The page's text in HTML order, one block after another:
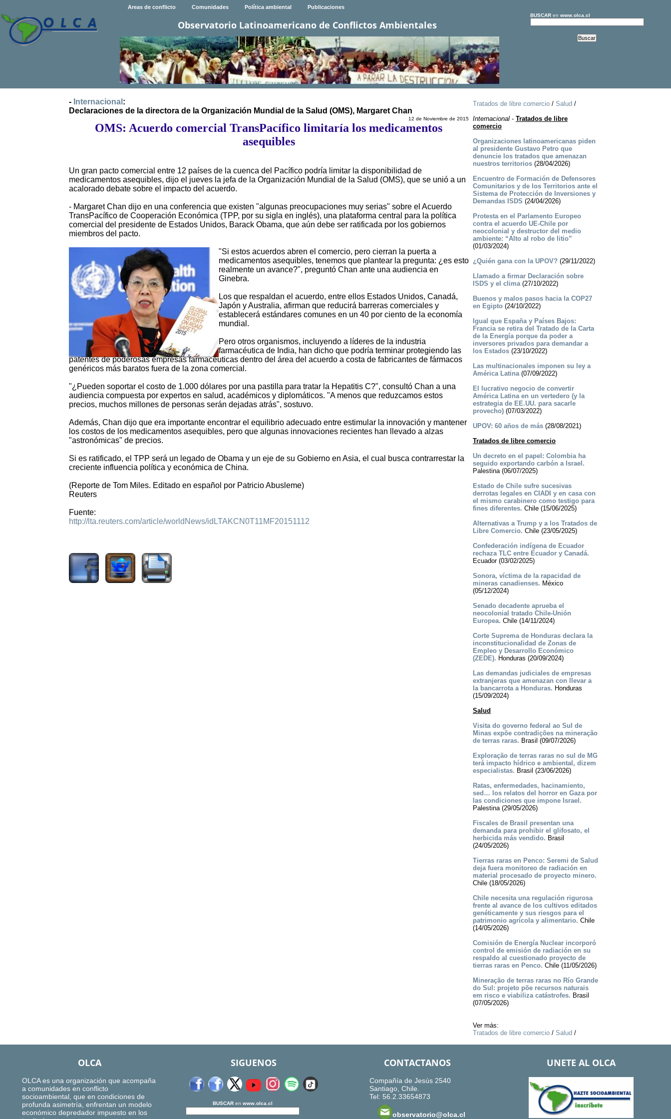
Areas de conflicto Comunidades Política ambiental Publicaciones
Observatorio Latinoamericano de Conflictos Ambientales
BUSCARen www.olca.cl
- Internacional :
Declaraciones de la directora de la Organización Mundial de la Salud (OMS), Margaret Chan
12 de Noviembre de 2015
OMS: Acuerdo comercial TransPacífico limitaría los medicamentos
asequibles
Un gran pacto comercial entre 12 países de la cuenca del Pacífico podría limitar la disponibilidad de
medicamentos asequibles, dijo el jueves la jefa de la Organización Mundial de la Salud (OMS), que se unió a un
acalorado debate sobre el impacto del acuerdo.
- Margaret Chan dijo en una conferencia que existen "algunas preocupaciones muy serias" sobre el Acuerdo
TransPacífico de Cooperación Económica (TPP, por su sigla en inglés), una plataforma central para la política
comercial del presidente de Estados Unidos, Barack Obama, que aún debe ser ratificada por los gobiernos
miembros del pacto.
"Si estos acuerdos abren el comercio, pero cierran la puerta a
medicamentos asequibles, tenemos que plantear la pregunta: ¿es esto
realmente un avance?", preguntó Chan ante una audiencia en
Ginebra.
Los que respaldan el acuerdo, entre ellos Estados Unidos, Canadá,
Japón y Australia, afirman que reducirá barreras comerciales y
establecerá estándares comunes en un 40 por ciento de la economía
mundial.
Pero otros organismos, incluyendo a líderes de la industria
farmacéutica de India, han dicho que podría terminar protegiendo las
patentes de poderosas empresas farmacéuticas dentro del área del acuerdo a costa de fabricantes de fármacos
genéricos más baratos fuera de la zona comercial.
"¿Pueden soportar el costo de 1.000 dólares por una pastilla para tratar la Hepatitis C?", consultó Chan a una
audiencia compuesta por expertos en salud, académicos y diplomáticos. "A menos que reduzcamos estos
precios, muchos millones de personas serán dejadas atrás", sostuvo.
Además, Chan dijo que era importante encontrar el equilibrio adecuado entre estimular la innovación y mantener
los costos de los medicamentos asequibles, pero que algunas innovaciones recientes han llevado a alzas
"astronómicas" de precios.
Si es ratificado, el TPP será un legado de Obama y un eje de su Gobierno en Asia, el cual busca contrarrestar la
creciente influencia política y económica de China.
(Reporte de Tom Miles. Editado en español por Patricio Abusleme)
Reuters
Fuente:
http://lta.reuters.com/article/worldNews/idLTAKCN0T11MF20151112
Tratados de libre comercio/ Salud /
Internacional- Tratados de libre
comercio
Organizaciones latinoamericanas piden
al presidente Gustavo Petro que
denuncie los tratados que amenazan
nuestros territorios(28/04/2026)
Encuentro de Formación de Defensores
Comunitarios y de los Territorios ante el
Sistema de Protección de Inversiones y
Demandas ISDS (24/04/2026)
Protesta en el Parlamento Europeo
contra el acuerdo UE-Chile por
neocolonial y destructor del medio
ambiente: “Alto al robo de litio”
(01/03/2024)
¿Quién gana con la UPOV? (29/11/2022)
Llamado a firmar Declaración sobre
ISDS y el clima(27/10/2022)
Buenos ­y malos pasos hacia la COP27
en Egipto(24/10/2022)
Igual que España y Países Bajos:
Francia se retira del Tratado de la Carta
de la Energía porque da poder a
inversores privados para demandar a
los Estados(23/10/2022)
Las multinacionales imponen su ley a
América Latina(07/09/2022)
El lucrativo negocio de convertir
América Latina en un vertedero (y la
estrategia de EE.UU. para sacarle
provecho)(07/03/2022)
UPOV: 60 años de más(28/08/2021)
Tratados de libre comercio
Un decreto en el papel: Colombia ha
seguido exportando carbón a Israel.
Palestina (06/07/2025)
Estado de Chile sufre sucesivas
derrotas legales en CIADI y en casa con
el mismo carabinero como testigo para
fines diferentes. Chile (15/06/2025)
Alternativas a Trump y a los Tratados de
Libre Comercio. Chile (23/05/2025)
Confederación indígena de Ecuador
rechaza TLC entre Ecuador y Canadá.
Ecuador (03/02/2025)
Sonora, víctima de la rapacidad de
mineras canadienses. México
(05/12/2024)
Senado decadente aprueba el
neocolonial tratado Chile-Unión
Europea. Chile (14/11/2024)
Corte Suprema de Honduras declara la
inconstitucionalidad de Zonas de
Empleo y Desarrollo Económico
(ZEDE). Honduras (20/09/2024)
Las demandas judiciales de empresas
extranjeras que amenazan con llevar a
la bancarrota a Honduras. Honduras
(15/09/2024)
Salud
Visita do governo federal ao Sul de
Minas expõe contradições na mineração
de terras raras. Brasil (09/07/2026)
Exploração de terras raras no sul de MG
terá impacto hídrico e ambiental, dizem
especialistas. Brasil (23/06/2026)
Ratas, enfermedades, hacinamiento,
sed… los relatos del horror en Gaza por
las condiciones que impone Israel.
Palestina (29/05/2026)
Fiscales de Brasil presentan una
demanda para prohibir el glifosato, el
herbicida más vendido. Brasil
(24/05/2026)
Tierras raras en Penco: Seremi de Salud
deja fuera monitoreo de radiación en
material procesado de proyecto minero.
Chile (18/05/2026)
Chile necesita una regulación rigurosa
frente al avance de los cultivos editados
genéticamente y sus riesgos para el
patrimonio agrícola y alimentario. Chile
(14/05/2026)
Comisión de Energía Nuclear incorporó
control de emisión de radiación en su
respaldo al cuestionado proyecto de
tierras raras en Penco. Chile (11/05/2026)
Mineração de terras raras no Río Grande
do Sul: projeto põe recursos naturais
em risco e viabiliza catástrofes. Brasil
(07/05/2026)
Ver más:
Tratados de libre comercio/ Salud /
OLCA
OLCA es una organización que acompaña
a comunidades en conflicto
socioambiental, que en condiciones de
profunda asimetría, enfrentan un modelo
económico depredador impuesto en los
SIGUENOS
BUSCARen www.olca.cl
CONTACTANOS
Compañía de Jesús 2540
Santiago, Chile.
Tel: 56.2.33654873
observatorio@olca.cl
UNETE AL OLCA